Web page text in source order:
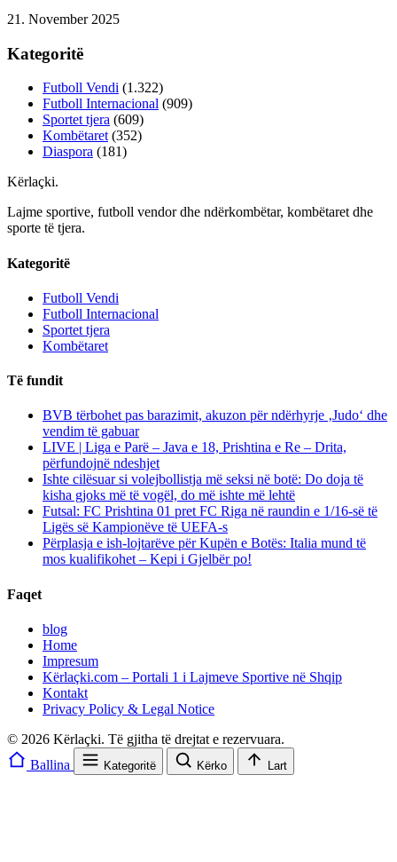
21. November 2025
Kategoritë
Futboll Vendi (1.322)
Futboll Internacional (909)
Sportet tjera (609)
Kombëtaret (352)
Diaspora (181)
Kërlaçki.
Lajme sportive, futboll vendor dhe ndërkombëtar, kombëtaret dhe
sporte të tjera.
Kategoritë
Futboll Vendi
Futboll Internacional
Sportet tjera
Kombëtaret
Të fundit
BVB tërbohet pas barazimit, akuzon për ndërhyrje ‚Judo‘ dhe
vendim të gabuar
LIVE | Liga e Parë – Java e 18, Prishtina e Re – Drita,
përfundojnë ndeshjet
Ishte cilësuar si volejbollistja më seksi në botë: Do doja të
kisha gjoks më të vogël, do më ishte më lehtë
Futsal: FC Prishtina 01 pret FC Riga në raundin e 1/16-së të
Ligës së Kampionëve të UEFA-s
Përplasja e ish-lojtarëve për Kupën e Botës: Italia mund të
mos kualifikohet – Kepi i Gjelbër po!
Faqet
blog
Home
Impresum
Kërlaçki.com – Portali 1 i Lajmeve Sportive në Shqip
Kontakt
Privacy Policy & Legal Notice
© 2026 Kërlaçki. Të gjitha të drejtat e rezervuara.
Ballina
Kategoritë Kërko Lart